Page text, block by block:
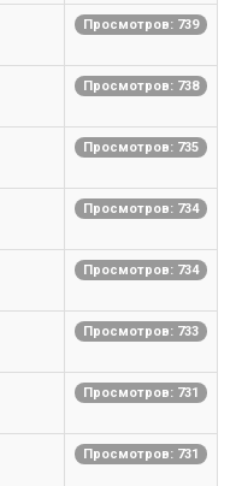
Просмотров: 739
Просмотров: 738
Просмотров: 735
Просмотров: 734
Просмотров: 734
Просмотров: 733
Просмотров: 731
Просмотров: 731